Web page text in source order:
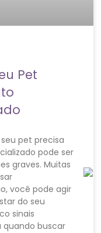
Pet
pet precisa
pode ser
graves. Muitas
você pode agir
do seu
sinais
quando buscar